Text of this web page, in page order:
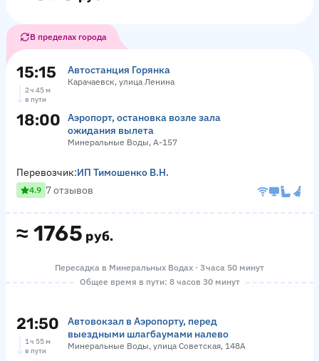
В пределах города
15:15 Автостанция Горянка
Карачаевск, улица Ленина
2 ч 45 м
в пути
18:00
Аэропорт, остановка возле зала
ожидания вылета
Минеральные Воды, А-157
≈ 1765 руб.
Перевозчик:ИП Тимошенко В.Н.
4.9 7 отзывов
Пересадка в Минеральных Водах · 3 часа 50 минут
Общее время в пути: 8 часов 30 минут
21:50
Автовокзал в Аэропорту, перед
выездными шлагбаумами налево
Минеральные Воды, улица Советская, 148А
1 ч 55 м
в пути